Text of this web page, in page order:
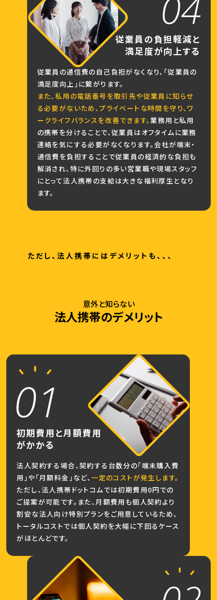
従業員の負担軽減と
満足度が向上する
従業員の通信費の自己負担がなくなり、「従業員の
満足度向上」に繋がります。
また、私用の電話番号を取引先や従業員に知らせ
る必要がないため、プライベートな時間を守り、ワ
ークライフバランスを改善できます。業務用と私用
の携帯を分けることで、従業員はオフタイムに業務
連絡を気にする必要がなくなります。会社が端末・
通信費を負担することで従業員の経済的な負担も
解消され、特に外回りの多い営業職や現場スタッフ
にとって法人携帯の支給は大きな福利厚生となり
ます。
ただし、法人携帯にはデメリットも、、、
意外と知らない
法人携帯のデメリット
初期費用と月額費用
がかかる
法人契約する場合、契約する台数分の「端末購入費
用」や「月額料金」など、 一定のコストが発生します。
ただし、法人携帯ドットコムでは初期費用0円での
ご提案が可能です。また、月額費用も個人契約より
割安な法人向け特別プランをご用意しているため、
トータルコストでは個人契約を大幅に下回るケース
がほとんどです。